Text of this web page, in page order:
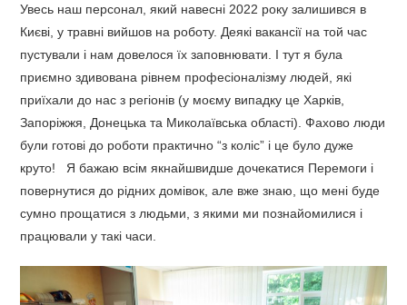
Увесь наш персонал, який навесні 2022 року залишився в
Києві, у травні вийшов на роботу. Деякі вакансії на той час
пустували і нам довелося їх заповнювати. І тут я була
приємно здивована рівнем професіоналізму людей, які
приїхали до нас з регіонів (у моєму випадку це Харків,
Запоріжжя, Донецька та Миколаївська області). Фахово люди
були готові до роботи практично “з коліс” і це було дуже
круто! Я бажаю всім якнайшвидше дочекатися Перемоги і
повернутися до рідних домівок, але вже знаю, що мені буде
сумно прощатися з людьми, з якими ми познайомилися і
працювали у такі часи.